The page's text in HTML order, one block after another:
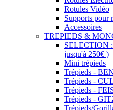
Rotules Vidéo
Supports pour
Accessoires
TREPIEDS &
SELECTION
jusqu'à 250€ )
Mini trépieds
Trépieds -
Trépieds -
Trépieds -
Trépieds -
Trépieds/